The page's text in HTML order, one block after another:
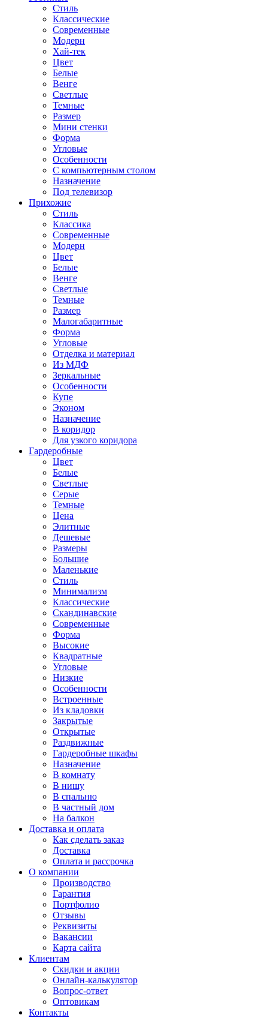
Стиль
Классические
Современные
Модерн
Хай-тек
Цвет
Белые
Венге
Светлые
Темные
Размер
Мини стенки
Форма
Угловые
Особенности
С компьютерным столом
Назначение
Под телевизор
Прихожие
Стиль
Классика
Современные
Модерн
Цвет
Белые
Венге
Светлые
Темные
Размер
Малогабаритные
Форма
Угловые
Отделка и материал
Из МДФ
Зеркальные
Особенности
Купе
Эконом
Назначение
В коридор
Для узкого коридора
Гардеробные
Цвет
Белые
Светлые
Серые
Темные
Цена
Элитные
Дешевые
Размеры
Большие
Маленькие
Стиль
Минимализм
Классические
Скандинавские
Современные
Форма
Высокие
Квадратные
Угловые
Низкие
Особенности
Встроенные
Из кладовки
Закрытые
Открытые
Раздвижные
Гардеробные шкафы
Назначение
В комнату
В нишу
В спальню
В частный дом
На балкон
Доставка и оплата
Как сделать заказ
Доставка
Оплата и рассрочка
О компании
Производство
Гарантия
Портфолио
Отзывы
Реквизиты
Вакансии
Карта сайта
Клиентам
Скидки и акции
Онлайн-калькулятор
Вопрос-ответ
Оптовикам
Контакты